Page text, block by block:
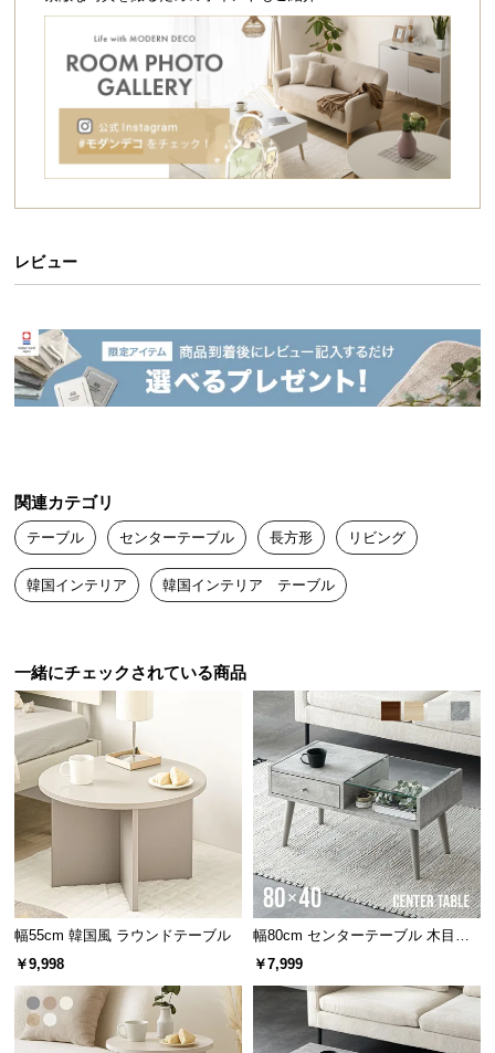
ド
お
支
い
に
つ
い
送
料
つ
大
型
品
の
送
い
て
中
型
レビュー
関連カテゴリ
テーブル センターテーブル 長方形 リビング
韓国インテリア 韓国インテリア テーブル
一緒にチェックされている商品
幅55cm 韓国風 ラウンドテーブル
￥9,998
幅80cm センターテーブル 木目調/
モルタル調
￥7,999